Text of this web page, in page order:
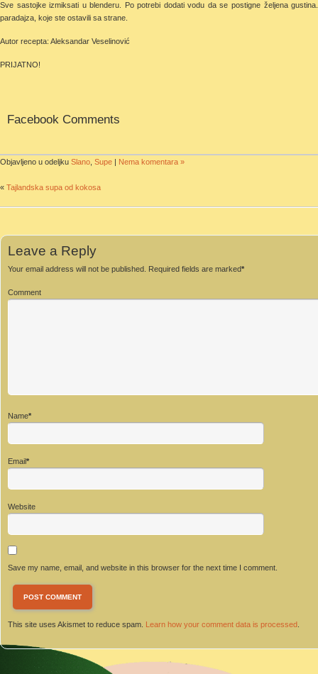
Sve sastojke izmiksati u blenderu. Po potrebi dodati vodu da se postigne željena
paradajza, koje ste ostavili sa strane.
Autor recepta: Aleksandar Veselinović
PRIJATNO!
Facebook Comments
Objavljeno u odeljku Slano Supe | Nema komentara »
« Tajlandska supa od kokosa
Leave a Reply
Your email address will not be published. Required fields are marked*
Comment
Name*
Email*
Website
Save my name, email, and website in this browser for the next time I comment.
This site uses Akismet to reduce spam. Learn how your comment data is processed